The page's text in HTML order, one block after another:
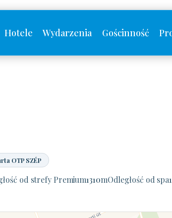
Hotele Wydarzenia Gościnność
OTP SZÉP
od strefy Premium1310mOdległość od spa